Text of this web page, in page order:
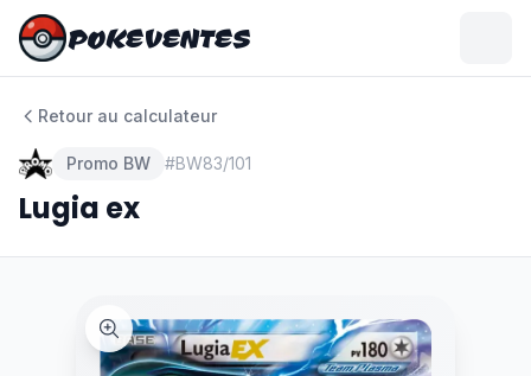
POKEVENTES
POKEVENTES
Retour au calculateur
Promo BW #BW83/101
Lugia ex